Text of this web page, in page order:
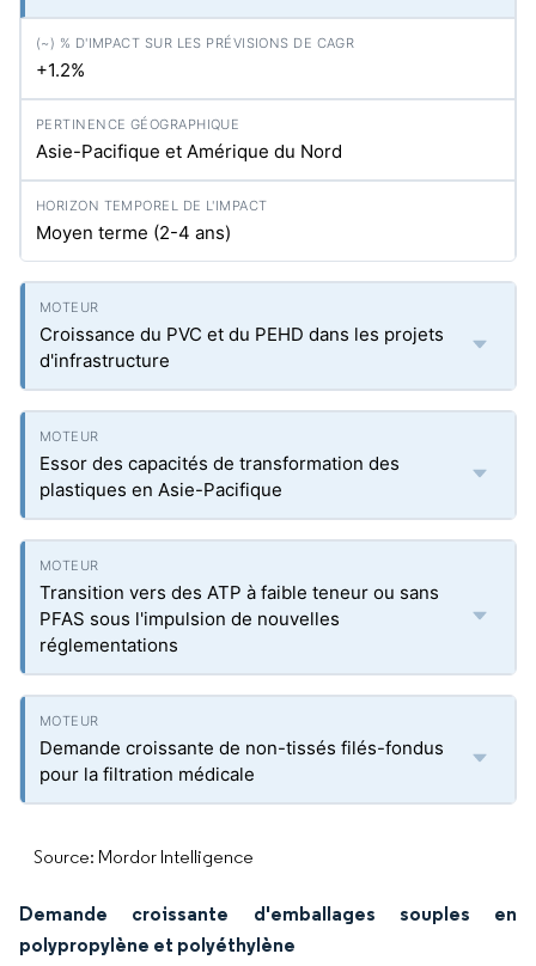
+1.2%
Asie-Pacifique et Amérique du Nord
Moyen terme (2-4 ans)
Croissance du PVC et du PEHD dans les projets
d'infrastructure
Essor des capacités de transformation des
plastiques en Asie-Pacifique
Transition vers des ATP à faible teneur ou sans
PFAS sous l'impulsion de nouvelles
réglementations
Demande croissante de non-tissés filés-fondus
pour la filtration médicale
Source: Mordor Intelligence
Demande croissante d'emballages souples en
polypropylène et polyéthylène